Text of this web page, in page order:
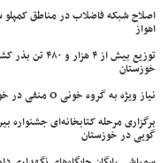
اصلاح شبکه فاضلاب در مناطق
اهواز
توزیع بیش از ۴ هزار
خوزستان
نیاز ویژه به گروه خونی O منفی در خوزستان
برگزاری مرحله کتابخانه‌ای جشنواره
گویی در خوزستان